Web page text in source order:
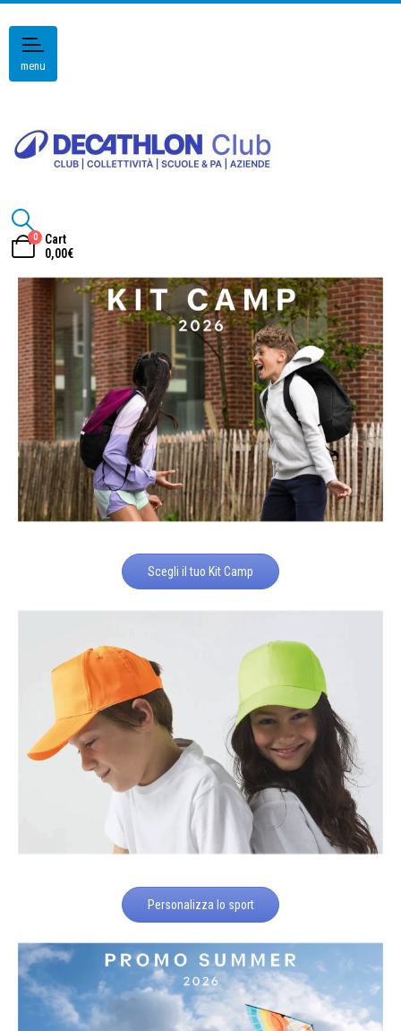
menu
0
Cart
0,00€
Scegli il tuo Kit Camp
Personalizza lo sport